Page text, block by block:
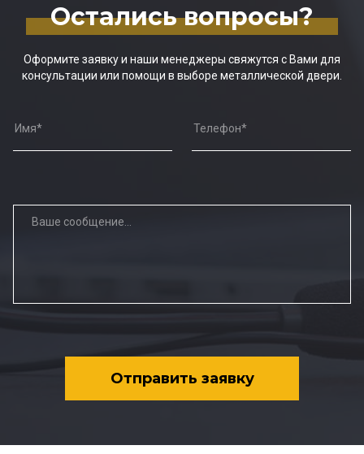
Остались вопросы?
Оформите заявку и наши менеджеры свяжутся с Вами для
консультации или помощи в выборе металлической двери.
Отправить заявку